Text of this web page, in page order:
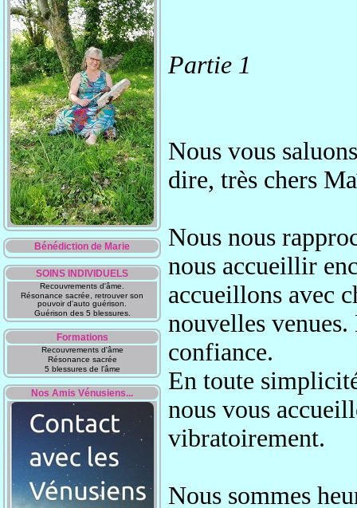
Bénédiction de Marie
SOINS INDIVIDUELS
Recouvrements d'âme.
Résonance sacrée, retrouver son
pouvoir d'auto guérison.
Guérison des 5 blessures.
Formations
Recouvrements d'âme
Résonance sacrée
5 blessures de l'âme
Nos Amis Vénusiens...
Partie 1
Nous vous
dire, très chers
Nous nous
nous accueillir
accueillons avec
nouvelles venues.
confiance.
En toute
nous vous
vibratoirement.
Nous sommes